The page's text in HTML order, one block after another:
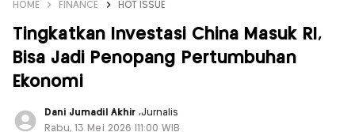
HOME FINANCE HOT ISSUE
Tingkatkan Investasi China Masuk RI,
Bisa Jadi Penopang Pertumbuhan
Ekonomi
Dani Jumadil Akhir ,Jurnalis
Rabu, 13 Mei 2026 |11:00 WIB